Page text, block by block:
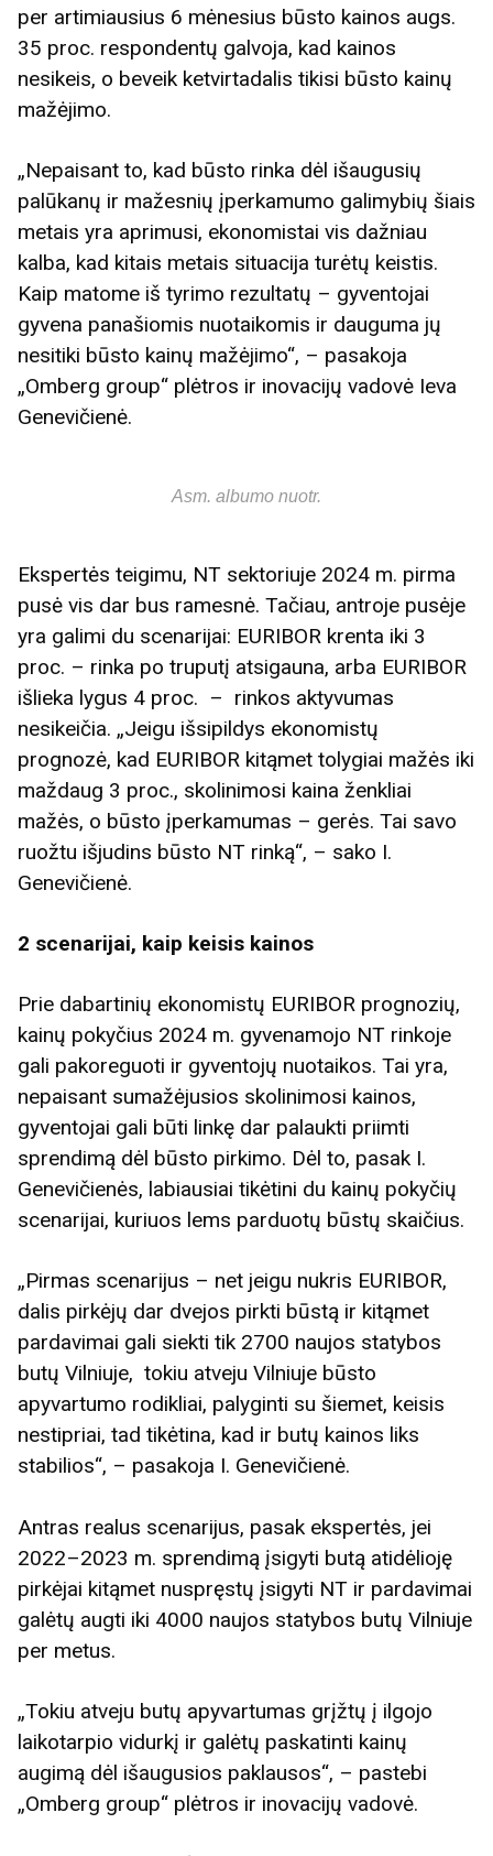
per artimiausius 6 mėnesius būsto kainos augs.
35 proc. respondentų galvoja, kad kainos
nesikeis, o beveik ketvirtadalis tikisi būsto kainų
mažėjimo.
„Nepaisant to, kad būsto rinka dėl išaugusių
palūkanų ir mažesnių įperkamumo galimybių šiais
metais yra aprimusi, ekonomistai vis dažniau
kalba, kad kitais metais situacija turėtų keistis.
Kaip matome iš tyrimo rezultatų – gyventojai
gyvena panašiomis nuotaikomis ir dauguma jų
nesitiki būsto kainų mažėjimo“, – pasakoja
„Omberg group“ plėtros ir inovacijų vadovė Ieva
Genevičienė.
Asm. albumo nuotr.
Ekspertės teigimu, NT sektoriuje 2024 m. pirma
pusė vis dar bus ramesnė. Tačiau, antroje pusėje
yra galimi du scenarijai: EURIBOR krenta iki 3
proc. – rinka po truputį atsigauna, arba EURIBOR
išlieka lygus 4 proc. – rinkos aktyvumas
nesikeičia. „Jeigu išsipildys ekonomistų
prognozė, kad EURIBOR kitąmet tolygiai mažės iki
maždaug 3 proc., skolinimosi kaina ženkliai
mažės, o būsto įperkamumas – gerės. Tai savo
ruožtu išjudins būsto NT rinką“, – sako I.
Genevičienė.
2 scenarijai, kaip keisis kainos
Prie dabartinių ekonomistų EURIBOR prognozių,
kainų pokyčius 2024 m. gyvenamojo NT rinkoje
gali pakoreguoti ir gyventojų nuotaikos. Tai yra,
nepaisant sumažėjusios skolinimosi kainos,
gyventojai gali būti linkę dar palaukti priimti
sprendimą dėl būsto pirkimo. Dėl to, pasak I.
Genevičienės, labiausiai tikėtini du kainų pokyčių
scenarijai, kuriuos lems parduotų būstų skaičius.
„Pirmas scenarijus – net jeigu nukris EURIBOR,
dalis pirkėjų dar dvejos pirkti būstą ir kitąmet
pardavimai gali siekti tik 2700 naujos statybos
butų Vilniuje, tokiu atveju Vilniuje būsto
apyvartumo rodikliai, palyginti su šiemet, keisis
nestipriai, tad tikėtina, kad ir butų kainos liks
stabilios“, – pasakoja I. Genevičienė.
Antras realus scenarijus, pasak ekspertės, jei
2022–2023 m. sprendimą įsigyti butą atidėlioję
pirkėjai kitąmet nuspręstų įsigyti NT ir pardavimai
galėtų augti iki 4000 naujos statybos butų Vilniuje
per metus.
„Tokiu atveju butų apyvartumas grįžtų į ilgojo
laikotarpio vidurkį ir galėtų paskatinti kainų
augimą dėl išaugusios paklausos“, – pastebi
„Omberg group“ plėtros ir inovacijų vadovė.